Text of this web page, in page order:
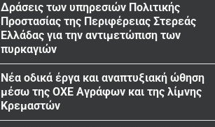
Δράσεις των υπηρεσιών Πολιτικής
Προστασίας της Περιφέρειας Στερεάς
Ελλάδας για την αντιμετώπιση των
πυρκαγιών
Νέα οδικά έργα και αναπτυξιακή ώθηση
μέσω της ΟΧΕ Αγράφων και της λίμνης
Κρεμαστών